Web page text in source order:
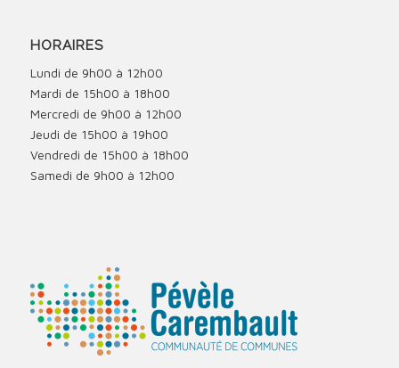
HORAIRES
Lundi de 9h00 à 12h00
Mardi de 15h00 à 18h00
Mercredi de 9h00 à 12h00
Jeudi de 15h00 à 19h00
Vendredi de 15h00 à 18h00
Samedi de 9h00 à 12h00